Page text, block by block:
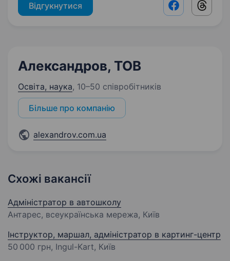
Відгукнутися Facebook
Александров, ТОВ
Освіта, наука, 10–50 співробітників
Більше про компанію
alexandrov.com.ua
Схожі вакансії
Адміністратор в автошколу
Антарес, всеукраїнська мережа, Київ
Інструктор, маршал, адміністратор в картинг-центр
50 000 грн, Ingul-Kart, Київ